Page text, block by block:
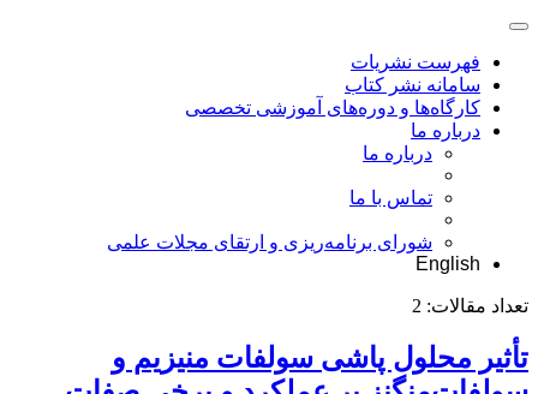
فهرست نشریات
سامانه نشر کتاب
کارگاه‌ها و دوره‌های آموزشی تخصصی
درباره ما
درباره ما
تماس با ما
شورای برنامه‌ریزی و ارتقای مجلات علمی
English
تعداد مقالات: 2
تأثیر محلول پاشی سولفات منیزیم و